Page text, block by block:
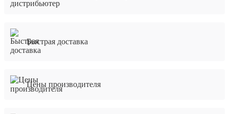
Быстрая доставка
Цены производителя